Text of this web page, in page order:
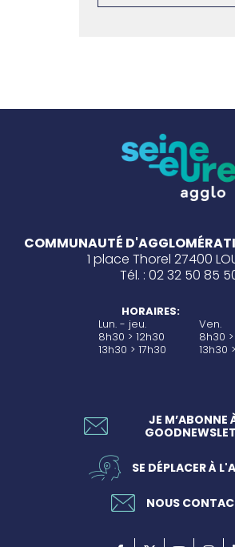
COMMUNAUTÉ
1 place Thorel 27400
Tél. : 02 32 50 85
HORAIRES:
Lun. - jeu.
8h30 > 12h30
13h30 > 17h30
Ven.
8h30
13h30
JE M’ABONNE
SE DÉPLACER À
NOUS